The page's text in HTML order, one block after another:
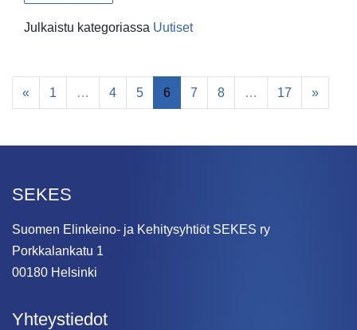
Julkaistu kategoriassa Uutiset
Artikkeleiden navigointi
« 1 … 4 5 6 7 8 … 17 »
SEKES
Suomen Elinkeino- ja Kehitysyhtiöt SEKES ry
Porkkalankatu 1
00180 Helsinki
Yhteystiedot